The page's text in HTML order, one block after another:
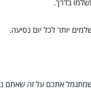
בדרך.
יותר לכל יום נסיעה.
אתכם על זה שאתם